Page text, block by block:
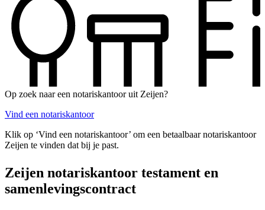
Op zoek naar een notariskantoor uit Zeijen?
Vind een notariskantoor
Klik op ‘Vind een notariskantoor’ om een betaalbaar notariskantoor
Zeijen te vinden dat bij je past.
Zeijen notariskantoor testament en
samenlevingscontract